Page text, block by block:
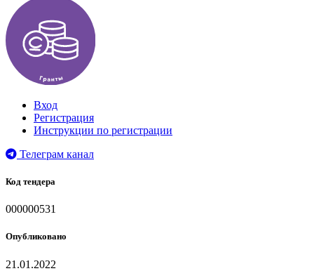
Вход
Регистрация
Инструкции по регистрации
Телеграм канал
Код тендера
000000531
Опубликовано
21.01.2022